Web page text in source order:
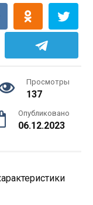
Просмотры
137
Опубликовано
06.12.2023